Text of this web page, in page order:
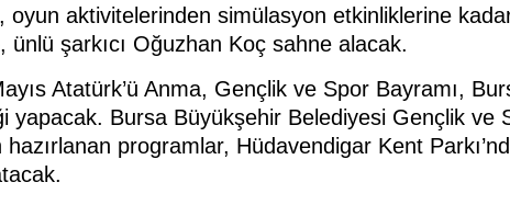
oyun aktivitelerinden simülasyon etkinliklerine
ünlü şarkıcı Oğuzhan Koç sahne alacak.
Atatürk’ü Anma, Gençlik ve Spor Bayramı,
yapacak. Bursa Büyükşehir Belediyesi Gençlik ve
hazırlanan programlar, Hüdavendigar Kent